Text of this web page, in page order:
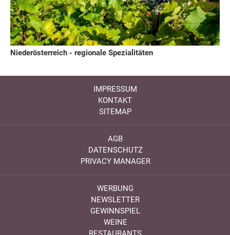
Niederösterreich - regionale Spezialitäten
IMPRESSUM
KONTAKT
SITEMAP
AGB
DATENSCHUTZ
PRIVACY MANAGER
WERBUNG
NEWSLETTER
GEWINNSPIEL
WEINE